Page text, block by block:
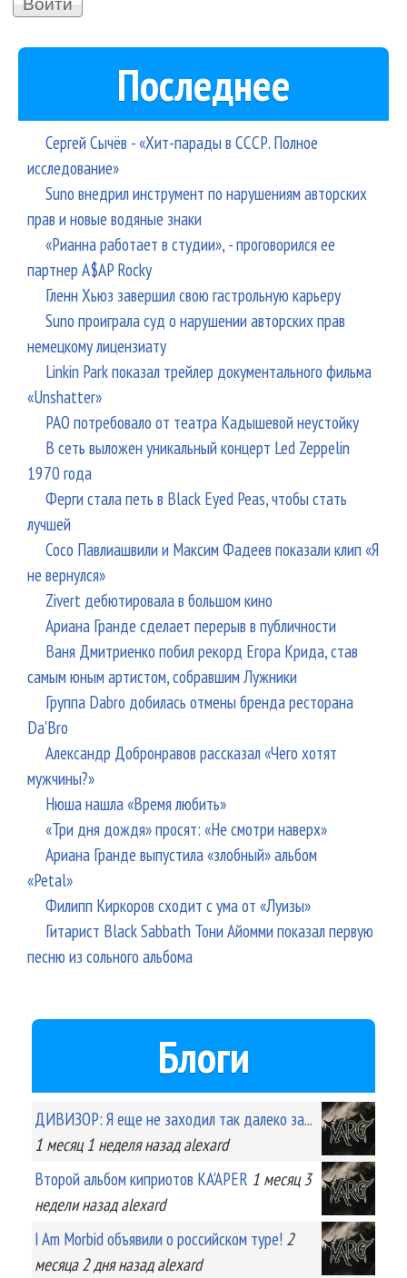
Последнее
Сергей Сычёв - «Хит-парады в СССР. Полное
исследование»
Suno внедрил инструмент по нарушениям авторских
прав и новые водяные знаки
«Рианна работает в студии», - проговорился ее
партнер A$AP Rocky
Гленн Хьюз завершил свою гастрольную карьеру
Suno проиграла суд о нарушении авторских прав
немецкому лицензиату
Linkin Park показал трейлер документального фильма
«Unshatter»
РАО потребовало от театра Кадышевой неустойку
В сеть выложен уникальный концерт Led Zeppelin
1970 года
Ферги стала петь в Black Eyed Peas, чтобы стать
лучшей
Сосо Павлиашвили и Максим Фадеев показали клип «Я
не вернулся»
Zivert дебютировала в большом кино
Ариана Гранде сделает перерыв в публичности
Ваня Дмитриенко побил рекорд Егора Крида, став
самым юным артистом, собравшим Лужники
Группа Dabro добилась отмены бренда ресторана
Da'Bro
Александр Добронравов рассказал «Чего хотят
мужчины?»
Нюша нашла «Время любить»
«Три дня дождя» просят: «Не смотри наверх»
Ариана Гранде выпустила «злобный» альбом
«Petal»
Филипп Киркоров сходит с ума от «Луизы»
Гитарист Black Sabbath Тони Айомми показал первую
песню из сольного альбома
Блоги
ДИВИЗОР: Я еще не заходил так далеко за...
1 месяц 1 неделяназад alexard
Второй альбом киприотов KA'APER 1 месяц 3
неделиназад alexard
I Am Morbid объявили о российском туре! 2
месяца 2 дняназад alexard